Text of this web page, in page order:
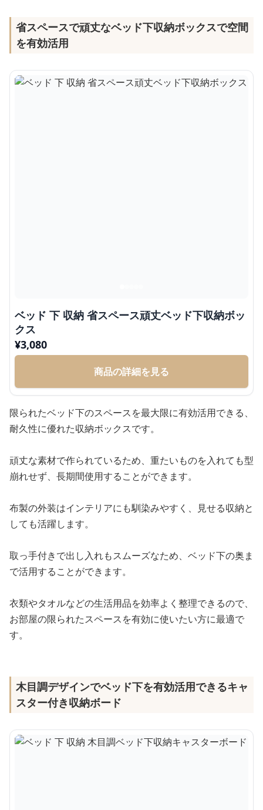
省スペースで頑丈なベッド下収納ボックスで空間
を有効活用
ベッド 下 収納 省スペース頑丈ベッド下収納ボッ
クス
¥3,080
商品の詳細を見る
限られたベッド下のスペースを最大限に有効活用できる、
耐久性に優れた収納ボックスです。
頑丈な素材で作られているため、重たいものを入れても型
崩れせず、長期間使用することができます。
布製の外装はインテリアにも馴染みやすく、見せる収納と
しても活躍します。
取っ手付きで出し入れもスムーズなため、ベッド下の奥ま
で活用することができます。
衣類やタオルなどの生活用品を効率よく整理できるので、
お部屋の限られたスペースを有効に使いたい方に最適で
す。
木目調デザインでベッド下を有効活用できるキャ
スター付き収納ボード